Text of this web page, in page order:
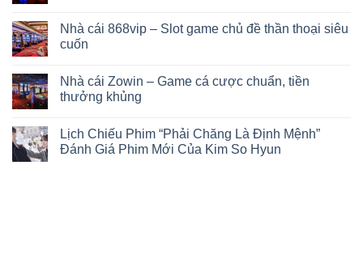
Nhà cái 868vip – Slot game chủ đề thần thoại siêu
cuốn
Nhà cái Zowin – Game cá cược chuẩn, tiền
thưởng khủng
Lịch Chiếu Phim “Phải Chăng Là Định Mệnh”
Đánh Giá Phim Mới Của Kim So Hyun